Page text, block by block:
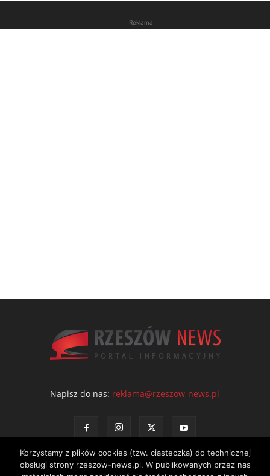
Reklama
Napisz do nas: reklama@rzeszow-news.pl
Korzystamy z plików cookies (tzw. ciasteczka) do technicznej
obsługi strony rzeszow-news.pl. W publikowanych przez nas